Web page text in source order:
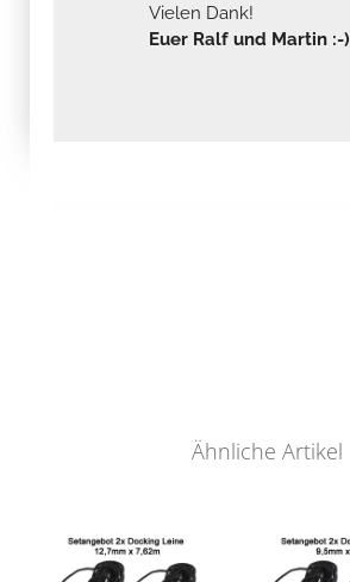
Vielen Dank!
Euer Ralf und Martin :-)
Ähnliche Artikel